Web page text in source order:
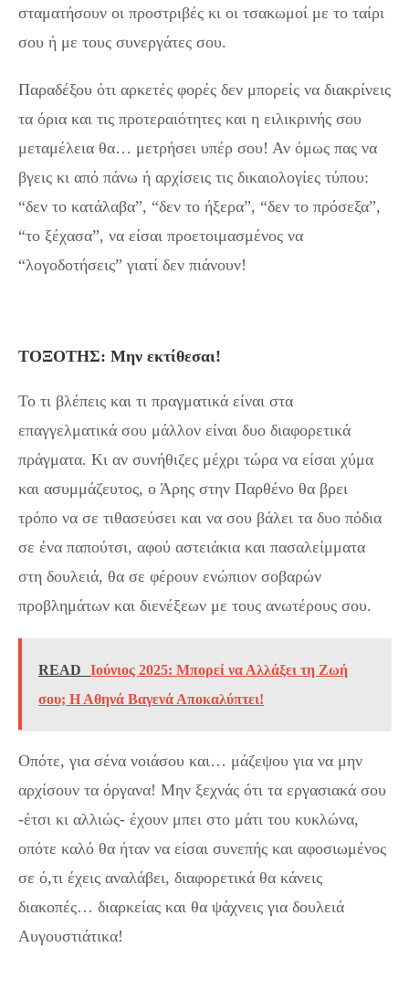
σταματήσουν οι προστριβές κι οι τσακωμοί με το ταίρι
σου ή με τους συνεργάτες σου.
Παραδέξου ότι αρκετές φορές δεν μπορείς να διακρίνεις
τα όρια και τις προτεραιότητες και η ειλικρινής σου
μεταμέλεια θα… μετρήσει υπέρ σου! Αν όμως πας να
βγεις κι από πάνω ή αρχίσεις τις δικαιολογίες τύπου:
“δεν το κατάλαβα”, “δεν το ήξερα”, “δεν το πρόσεξα”,
“το ξέχασα”, να είσαι προετοιμασμένος να
“λογοδοτήσεις” γιατί δεν πιάνουν!
ΤΟΞΟΤΗΣ: Μην εκτίθεσαι!
Το τι βλέπεις και τι πραγματικά είναι στα
επαγγελματικά σου μάλλον είναι δυο διαφορετικά
πράγματα. Κι αν συνήθιζες μέχρι τώρα να είσαι χύμα
και ασυμμάζευτος, ο Άρης στην Παρθένο θα βρει
τρόπο να σε τιθασεύσει και να σου βάλει τα δυο πόδια
σε ένα παπούτσι, αφού αστειάκια και πασαλείμματα
στη δουλειά, θα σε φέρουν ενώπιον σοβαρών
προβλημάτων και διενέξεων με τους ανωτέρους σου.
READ
Ιούνιος 2025: Μπορεί να Αλλάξει τη Ζωή
σου; Η Αθηνά Βαγενά Αποκαλύπτει!
Οπότε, για σένα νοιάσου και… μάζεψου για να μην
αρχίσουν τα όργανα! Μην ξεχνάς ότι τα εργασιακά σου
-έτσι κι αλλιώς- έχουν μπει στο μάτι του κυκλώνα,
οπότε καλό θα ήταν να είσαι συνεπής και αφοσιωμένος
σε ό,τι έχεις αναλάβει, διαφορετικά θα κάνεις
διακοπές… διαρκείας και θα ψάχνεις για δουλειά
Αυγουστιάτικα!